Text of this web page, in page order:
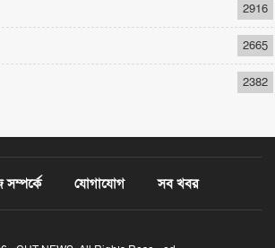
2916
2665
2382
সম্পর্কে যোগাযোগ সব খবর